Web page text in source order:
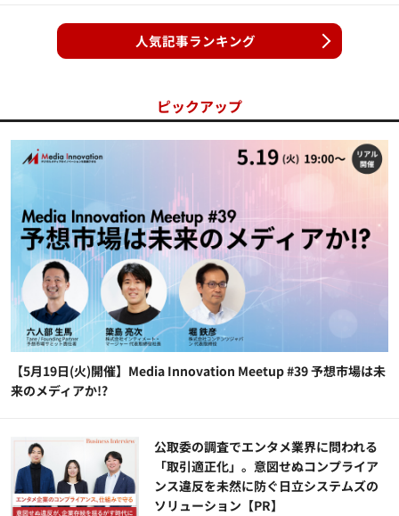
人気記事ランキング
ピックアップ
【5月19日(火)開催】Media Innovation Meetup #39 予想市場は未
来のメディアか!?
公​​取委の調査でエンタメ業界に問われる
「取引適正化」。意図せぬコンプライア
ンス違反を未然に防ぐ日立システムズの
ソリューション​【PR】